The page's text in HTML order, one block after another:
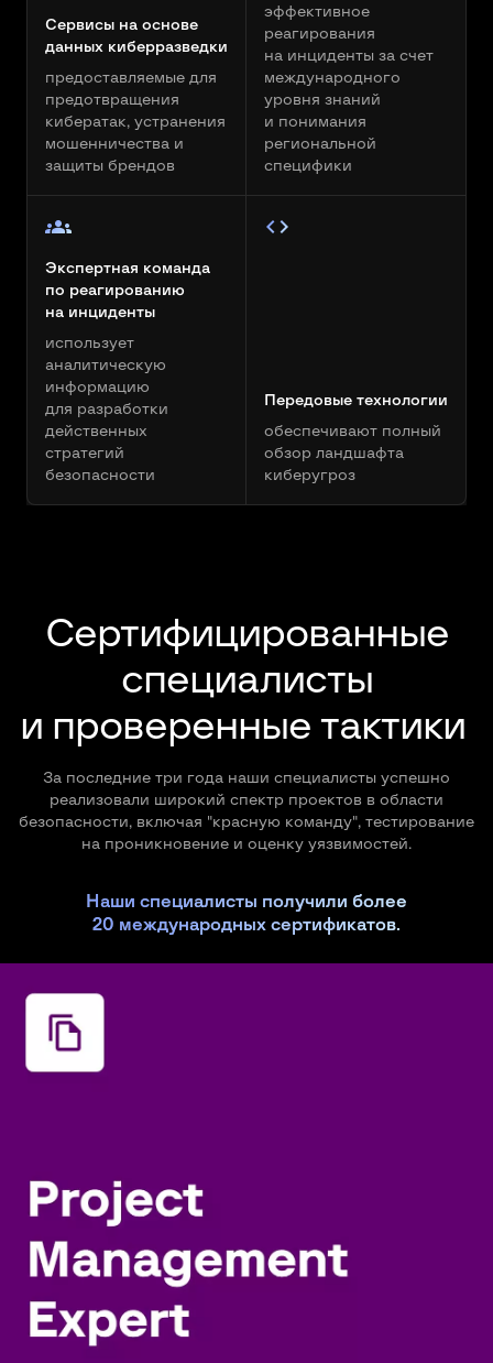
Сервисы на основе
данных киберразведки
предоставляемые для
предотвращения
кибератак, устранения
мошенничества и
защиты брендов
эффективное
реагирования
на инциденты за счет
международного
уровня знаний
и понимания
региональной
специфики
Экспертная команда
по реагированию
на инциденты
использует
аналитическую
информацию
для разработки
действенных
стратегий
безопасности
Передовые технологии
обеспечивают полный
обзор ландшафта
киберугроз
Сертифицированные
специалисты
и проверенные тактики
За последние три года наши специалисты успешно
реализовали широкий спектр проектов в области
безопасности, включая "красную команду", тестирование
на проникновение и оценку уязвимостей.
Наши специалисты получили более
20 международных сертификатов.